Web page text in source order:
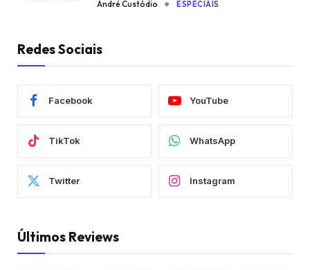
André Custódio ESPECIAIS
Redes Sociais
Facebook YouTube
TikTok WhatsApp
Twitter Instagram
Últimos Reviews